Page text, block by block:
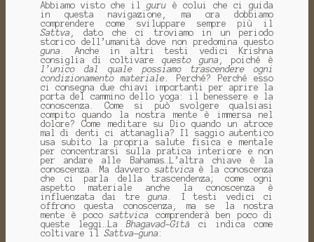
Abbiamo visto che ilguru è colui che ci guida
in questa navigazione, ma ora dobbiamo
comprendere come sviluppare sempre più il
Sattva , dato che ci troviamo in un periodo
storico dell’umanità dove non predomina questo
guna . Anche in altri testi vedici Krishna
consiglia di coltivare questo guna , poiché è
l’unico dal quale possiamo trascendere ogni
condizionamento materiale. Perché? Perché esso
ci consegna due chiavi importanti per aprire la
porta del cammino dello yoga: il benessere e la
conoscenza. Come si può svolgere qualsiasi
compito quando la nostra mente è immersa nel
dolore? Come meditare su Dio quando un atroce
mal di denti ci attanaglia? Il saggio autentico
usa subito la propria salute fisica e mentale
per concentrarsi sulla pratica interiore e non
per andare alle Bahamas…L’altra chiave è la
conoscenza. Ma davverosattvica è la conoscenza
che ci parla della trascendenza; come ogni
aspetto materiale anche la conoscenza è
influenzata dai treguna . I testi vedici ci
offrono questa conoscenza, ma se la nostra
mente è pocosattvica comprenderà ben poco di
queste leggi…La Bhagavad-Gītā ci indica come
coltivare ilSattva-guna :